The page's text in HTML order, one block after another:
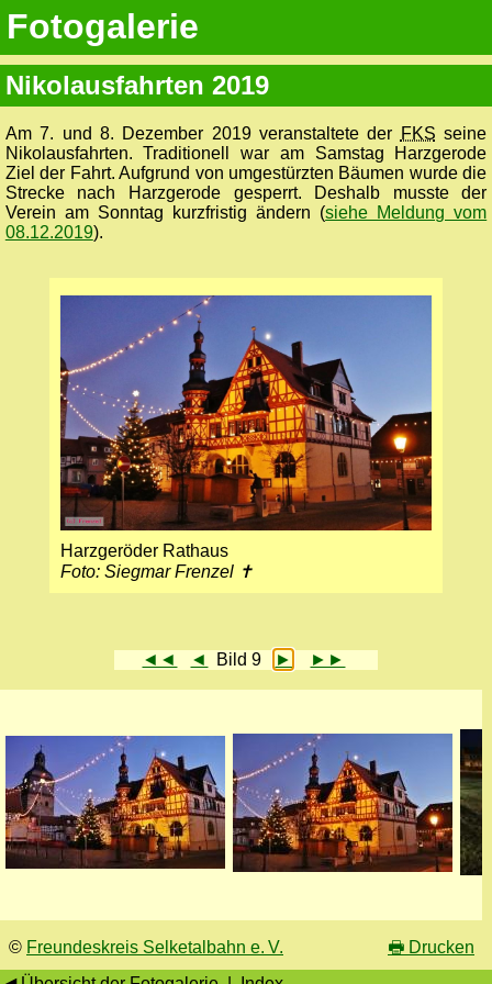
Fotogalerie
Nikolausfahrten 2019
Am 7. und 8. Dezember 2019 veranstaltete der FKS seine
Nikolausfahrten. Traditionell war am Samstag Harzgerode
Ziel der Fahrt. Aufgrund von umgestürzten Bäumen wurde die
Strecke nach Harzgerode gesperrt. Deshalb musste der
Verein am Sonntag kurzfristig ändern (siehe Meldung vom
08.12.2019).
Harzgeröder Rathaus
Foto: Siegmar Frenzel ✝
◄◄ ◄ Bild 9 ► ►►
© Freundeskreis Selketalbahn e. V. 🖶 Drucken